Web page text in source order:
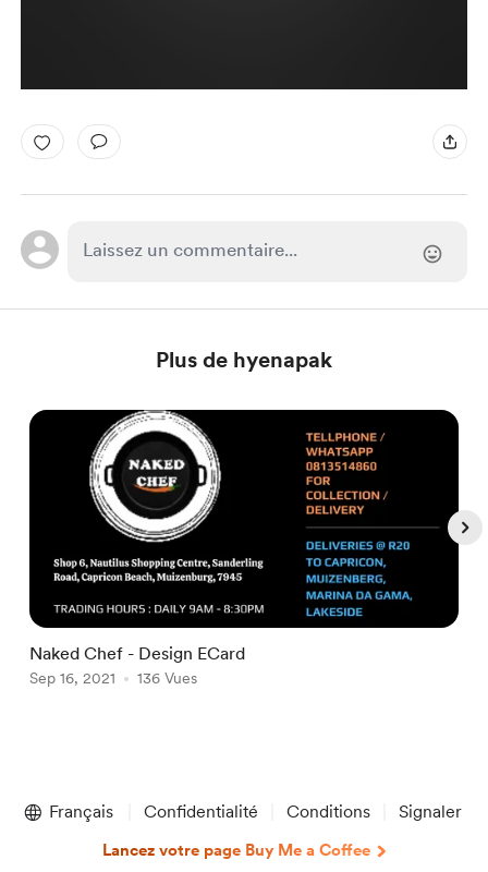
Plus de hyenapak
Naked Chef - Design ECard
Sep 16, 2021 136 Vues
of
Français Confidentialité Conditions Signaler
Lancez votre page Buy Me a Coffee